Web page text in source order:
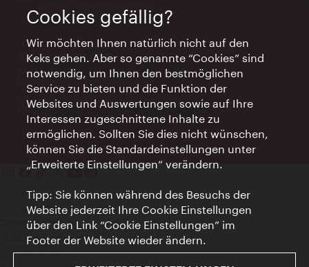
Feiertags geschlossen
AI Concierge Wien
Ort:
concierge.wien.info
Öffnungszeiten:
Informationen rund um die Uhr
Kontakt
Impressum
Datenschutz
Nutzungsbedingungen
Barrierefreiheit
Cookies gefällig?
Wir möchten Ihnen natürlich nicht auf den
Keks gehen. Aber so genannte “Cookies” sind
notwendig, um Ihnen den bestmöglichen
Service zu bieten und die Funktion der
Websites und Auswertungen sowie auf Ihre
Interessen zugeschnittene Inhalte zu
ermöglichen. Sollten Sie dies nicht wünschen,
können Sie die Standardeinstellungen unter
„Erweiterte Einstellungen“ verändern.
Tipp: Sie können während des Besuchs der
Website jederzeit Ihre Cookie Einstellungen
über den Link “Cookie Einstellungen” im
Footer der Website wieder ändern.